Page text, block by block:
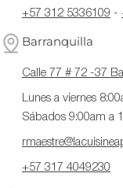
+57 312 5336109 -
Barranquilla
Calle 77 # 72 -37
Lunes a viernes
Sábados 9:00am a
+57 317 4049230